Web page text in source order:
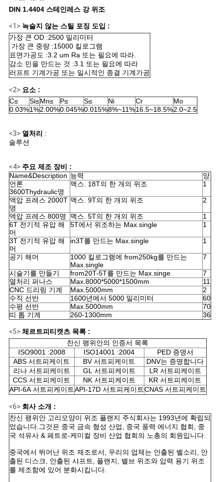
조
회
를
요
청
하
다
사
이
트
맵
PRIVACY
POLICY
DIN 1.4404 스테인레스 강 위조
<1> 녹슬지 않는 스틸 포징 도입 :
가장 큰 OD :2500 밀리미터
가장 큰 중량 :15000 킬로그램
표면가공도 :3.2 um Ra 또는 필요에 따라.
감소 민을 만드는 것 :3.1 또는 필요에 따라
러프트 기계가공 또는 일시적인 종결 기계가공
<2> 요소 :
C≤
Si≤Mn≤ P≤ S≤ Ni Cr
Mo
0.03%1%2.00%0.045%0.015%8%~11%16.5~18.5%2.0~2.5
<3> 열처리 :
솔루션
<4> 주요 제조 장비 :
Name&Description 능력
양
언론
3600Thydraulic명
맥스. 18T의 한 개의 위조 1
액압 프레스 2000T
명
맥스. 9T의 한 개의 위조 2
액압 프레스 800명 맥스. 5T의 한 개의 위조
1
6T 전기적 유압 해
머
5T에서 위조하는 Max.single 1
3T 전기적 유압 해
머
in3T를 만드는 Max.single 1
공기 해머
1000 킬로그램에 from250kg를 만드는
Max.single
7
시술기를 만들기 from20T-5T를 만드는 Max.singe
7
열처리 퍼나스
Max.8000*5000*1500mm
11
CNC 드리링 기계
Max.5000mm
2
수직 선반
1600년에서 5000 밀리미터
60
수평 선반
Max.5000mm
70
띠 톱 기계
260-1300mm 36
<5> 체르트피티캣츠 목록 :
찬신 팽위안의 인증서 목록
ISO9001 :2008
ISO14001 :2004
PED 증명서
ABS 서트피케이트
BV 서트피케이트
DNV는 증명합니다
리나 서트피케이트
GL 서트피케이트
LR 서트피케이트
CCS 서트피케이트
NK 서트피케이트
KR 서트피케이트
API-6A 서트피케이트API-17D 서트피케이트CNAS 서트피케이트
<6> 회사 소개 :
찬신 팽위안 고리모양이 위조 플랜지 주식회사는 1993년에 확립되
었습니다.그것은 중국 금속 형성 산업, 중국 풍력 에너지 협회, 중
국 석유사 & 페트로-케미컬 장비 산업 협회의 노총의 회원입니다.
중국에서 뛰어난 위조 제조로서, 우리의 업체는 안출된 벨소리, 안
출된 디스크, 안출된 샤프트, 플랜지, 밸브 위조와 압력 용기 위조
를 제조함에 있어 분화시킵니다.